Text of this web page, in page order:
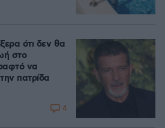
ότι δεν θα
στο
να
πατρίδα
4